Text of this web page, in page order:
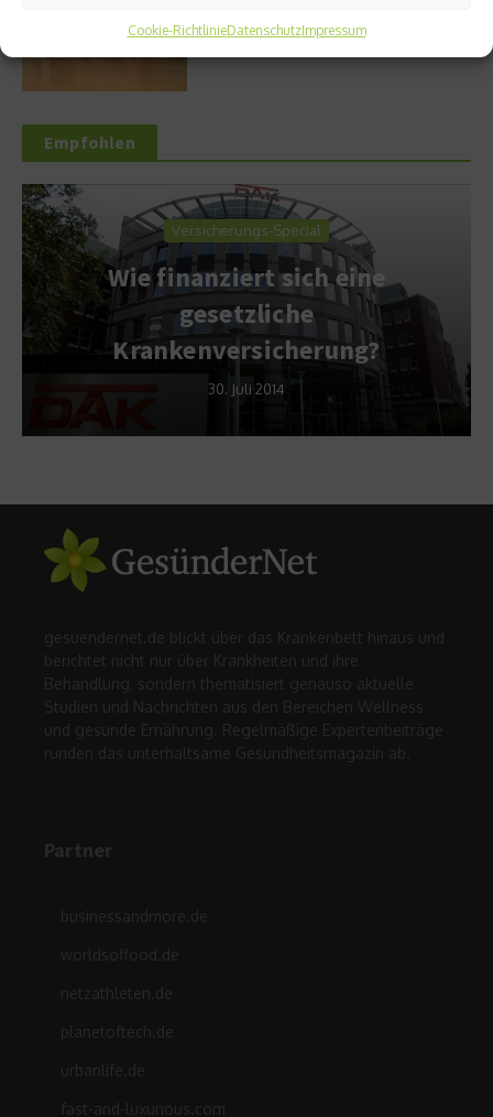
Cookie-RichtlinieDatenschutzImpressum
Empfohlen
Versicherungs-Special
Wie finanziert sich eine
gesetzliche
Krankenversicherung?
30. Juli 2014
gesuendernet.de blickt über das Krankenbett hinaus und
berichtet nicht nur über Krankheiten und ihre
Behandlung, sondern thematisiert genauso aktuelle
Studien und Nachrichten aus den Bereichen Wellness
und gesunde Ernährung. Regelmäßige Expertenbeiträge
runden das unterhaltsame Gesundheitsmagazin ab.
Partner
businessandmore.de
worldsoffood.de
netzathleten.de
planetoftech.de
urbanlife.de
fast-and-luxurious.com